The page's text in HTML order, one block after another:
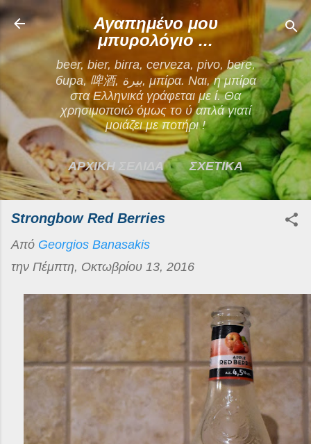
Μετάβαση στο κύριο περιεχόμενο
Αγαπημένο μου
μπυρολόγιο ...
beer, bier, birra, cerveza, pivo, bere,
бира, 啤酒, بيرة, μπίρα. Ναι, η μπίρα
στα Ελληνικά γράφεται με ί. Θα
χρησιμοποιώ όμως το ύ απλά γιατί
μοιάζει με ποτήρι !
ΑΡΧΙΚΗ ΣΕΛΙΔΑ ΣΧΕΤΙΚΑ
ΕΠΙΚΟΙΝΩΝΙΑ
ΟΡΟΙ ΧΡΗΣΗΣ
Strongbow Red Berries
Από Georgios Banasakis
την Πέμπτη, Οκτωβρίου 13, 2016